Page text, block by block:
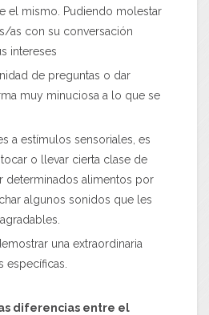
el mismo. Pudiendo molestar
as con su conversación
intereses
de preguntas o dar
muy minuciosa a lo que se
a estímulos sensoriales, es
o llevar cierta clase de
determinados alimentos por
algunos sonidos que les
una extraordinaria
específicas.
diferencias entre el